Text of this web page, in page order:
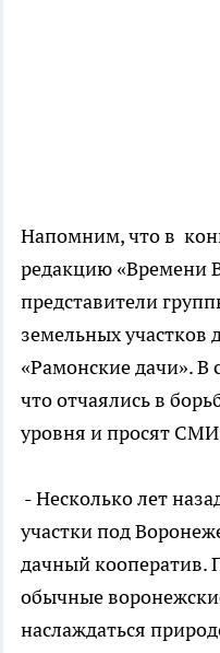
Напомним, что в
редакцию «Времени
представители
земельных участков
«Рамонские дачи».
что отчаялись в
уровня и просят СМИ
- Несколько лет
участки под
дачный кооператив.
обычные
наслаждаться